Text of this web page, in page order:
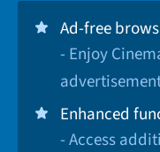
Ad-free
- Enjoy
Enhanced
- Access